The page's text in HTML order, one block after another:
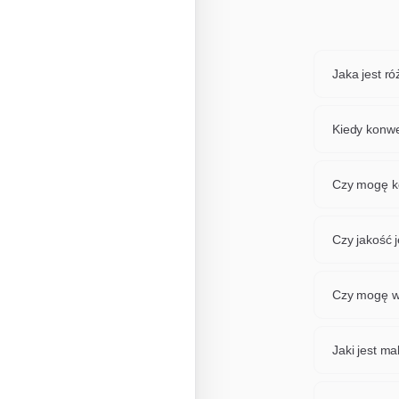
Jaka jest
Kiedy
Czy mogę
Czy jakość
Czy mogę
wybrać
Jaki jest